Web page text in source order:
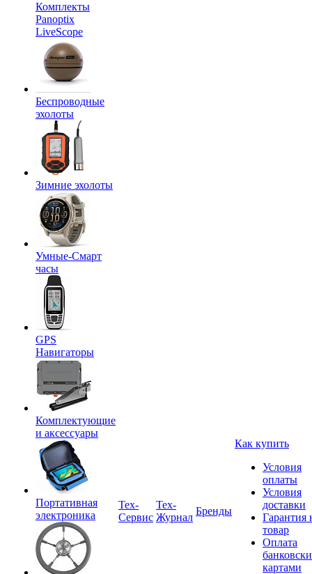
Комплекты
Panoptix
LiveScope
Беспроводные
эхолоты
Зимние эхолоты
Умные-Смарт
часы
GPS
Навигаторы
Комплектующие
и аксессуары
Портативная
электроника
Tex-
Сервис
Тех-
Журнал
Бренды
Как купить
Условия
оплаты
Условия
доставки
Гарантия
товар
Оплата
картами